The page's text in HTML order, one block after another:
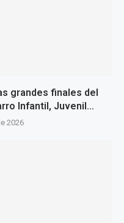
grandes finales del
Infantil, Juvenil...
2026